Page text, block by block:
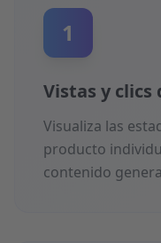
1
Vistas y clics
Visualiza las
producto
contenido